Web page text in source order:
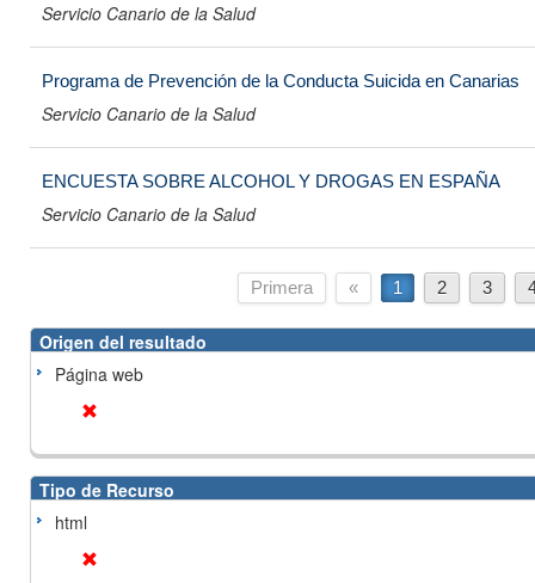
Servicio Canario de la Salud
Programa de Prevención de la Conducta Suicida en Canarias
Servicio Canario de la Salud
ENCUESTA SOBRE ALCOHOL Y DROGAS EN ESPAÑA
Servicio Canario de la Salud
Primera « 1 2 3
Origen del resultado
Página web
Tipo de Recurso
html